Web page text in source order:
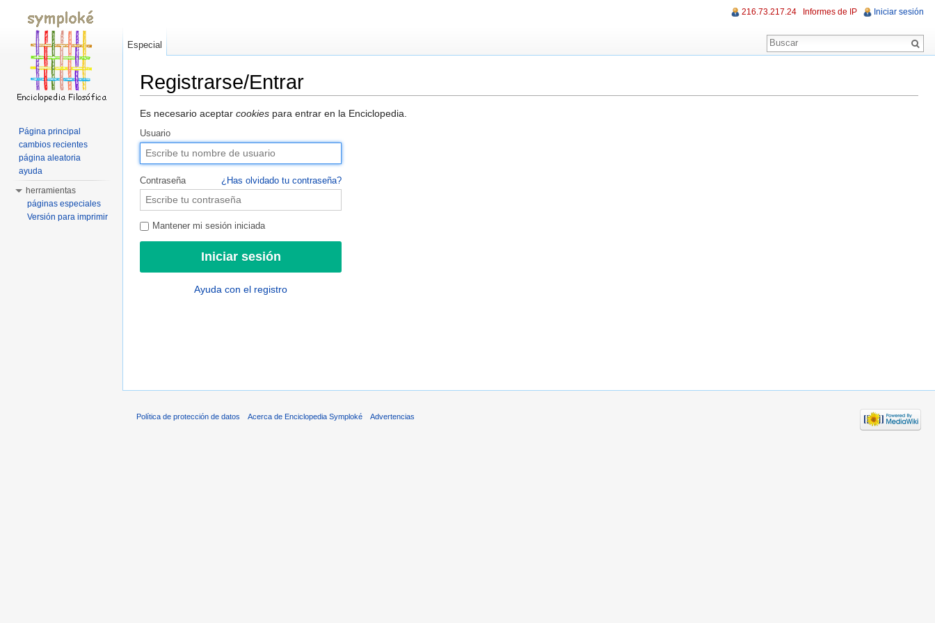
Registrarse/Entrar
Es necesario aceptar cookies para entrar en la Enciclopedia.
Usuario
Contraseña ¿Has olvidado tu contraseña?
Mantener mi sesión iniciada
Ayuda con el registro
216.73.217.24 Informes de IP Iniciar sesión
Especial
Página principal
cambios recientes
página aleatoria
ayuda
herramientas
páginas especiales
Versión para imprimir
Política de protección de datos Acerca de Enciclopedia Symploké Advertencias